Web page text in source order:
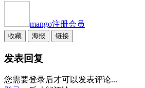
mango注册会员
收藏 海报 链接
发表回复
您需要登录后才可以发表评论...